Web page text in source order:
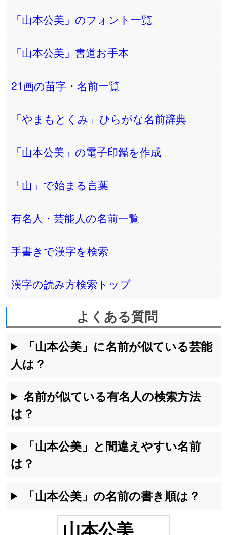
「山本公美」のフォント一覧
「山本公美」書道お手本
21画の苗字・名前一覧
「やまもとくみ」ひらがな名前辞典
「山本公美」の電子印鑑を作成
「山」で始まる言葉
有名人・芸能人の名前一覧
手書きで漢字を検索
漢字の読み方検索トップ
よくある質問
「山本公美」に名前が似ている芸能
人は？
名前が似ている有名人の検索方法
は？
「山本公美」と間違えやすい名前
は？
「山本公美」の名前の書き順は？